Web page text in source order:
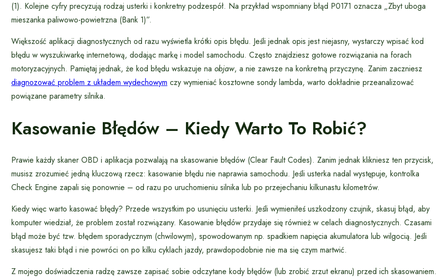
(1). Kolejne cyfry precyzują rodzaj usterki i konkretny podzespół. Na przykład wspomniany błąd P0171 oznacza „Zbyt uboga
mieszanka paliwowo-powietrzna (Bank 1)”.
Większość aplikacji diagnostycznych od razu wyświetla krótki opis błędu. Jeśli jednak opis jest niejasny, wystarczy wpisać kod
błędu w wyszukiwarkę internetową, dodając markę i model samochodu. Często znajdziesz gotowe rozwiązania na forach
motoryzacyjnych. Pamiętaj jednak, że kod błędu wskazuje na objaw, a nie zawsze na konkretną przyczynę. Zanim zaczniesz
diagnozować problem z układem wydechowym czy wymieniać kosztowne sondy lambda, warto dokładnie przeanalizować
powiązane parametry silnika.
Kasowanie Błędów – Kiedy Warto To Robić?
Prawie każdy skaner OBD i aplikacja pozwalają na skasowanie błędów (Clear Fault Codes). Zanim jednak klikniesz ten przycisk,
musisz zrozumieć jedną kluczową rzecz: kasowanie błędu nie naprawia samochodu. Jeśli usterka nadal występuje, kontrolka
Check Engine zapali się ponownie – od razu po uruchomieniu silnika lub po przejechaniu kilkunastu kilometrów.
Kiedy więc warto kasować błędy? Przede wszystkim po usunięciu usterki. Jeśli wymieniłeś uszkodzony czujnik, skasuj błąd, aby
komputer wiedział, że problem został rozwiązany. Kasowanie błędów przydaje się również w celach diagnostycznych. Czasami
błąd może być tzw. błędem sporadycznym (chwilowym), spowodowanym np. spadkiem napięcia akumulatora lub wilgocią. Jeśli
skasujesz taki błąd i nie powróci on po kilku cyklach jazdy, prawdopodobnie nie ma się czym martwić.
Z mojego doświadczenia radzę zawsze zapisać sobie odczytane kody błędów (lub zrobić zrzut ekranu) przed ich skasowaniem.